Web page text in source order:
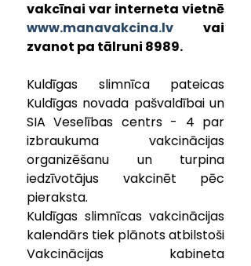
www.manavakcina.lv vai
zvanot pa tālruni 8989.
Kuldīgas slimnīca pateicas
Kuldīgas novada pašvaldībai un
SIA Veselības centrs - 4 par
izbraukuma vakcinācijas
organizēšanu un turpina
iedzīvotājus vakcinēt pēc
pieraksta.
Kuldīgas slimnīcas vakcinācijas
kalendārs tiek plānots atbilstoši
Vakcinācijas kabineta